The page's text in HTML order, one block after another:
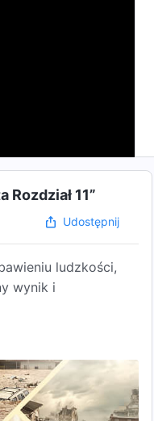
11”
Udostępnij
ludzkości,
wynik i